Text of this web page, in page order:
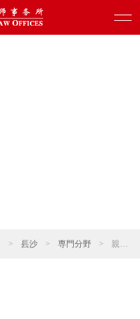
> 镸沙 > 専門分野 > 親族関係・ウェルスマネジメント